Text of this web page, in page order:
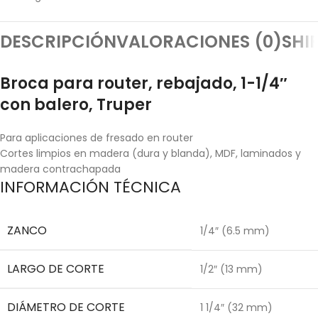
DESCRIPCIÓNVALORACIONES (0)
Broca para router, rebajado, 1-1/4″
con balero, Truper
Para aplicaciones de fresado en router
Cortes limpios en madera (dura y blanda), MDF, laminados y
madera contrachapada
INFORMACIÓN TÉCNICA
ZANCO 1/4″ (6.5 mm)
LARGO DE CORTE 1/2″ (13 mm)
DIÁMETRO DE CORTE 1 1/4″ (32 mm)